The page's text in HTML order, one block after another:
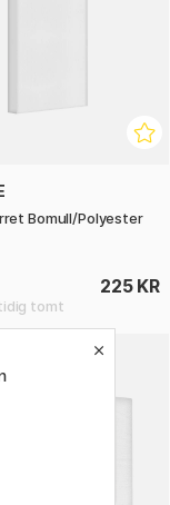
Bomull/Polyester
225 KR